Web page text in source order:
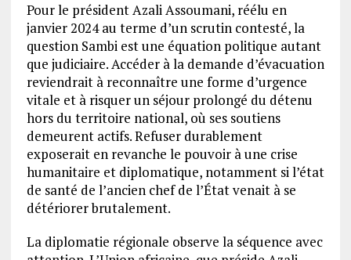
Pour le président Azali Assoumani, réélu en
janvier 2024 au terme d’un scrutin contesté, la
question Sambi est une équation politique autant
que judiciaire. Accéder à la demande d’évacuation
reviendrait à reconnaître une forme d’urgence
vitale et à risquer un séjour prolongé du détenu
hors du territoire national, où ses soutiens
demeurent actifs. Refuser durablement
exposerait en revanche le pouvoir à une crise
humanitaire et diplomatique, notamment si l’état
de santé de l’ancien chef de l’État venait à se
détériorer brutalement.
La diplomatie régionale observe la séquence avec